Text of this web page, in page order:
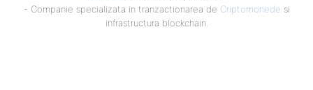
- Companie specializata in tranzactionarea de Criptomonede si
infrastructura blockchain.